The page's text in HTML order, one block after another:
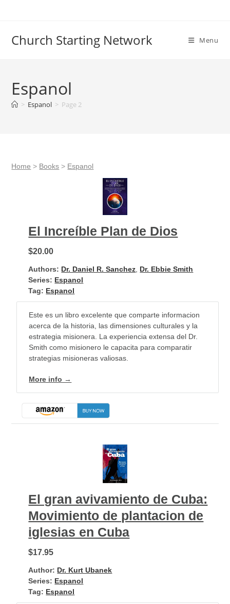
Church Starting Network Menu
Espanol
> Espanol > Page 2
Home > Books > Espanol
El Increíble Plan de Dios
$20.00
Authors: Dr. Daniel R. Sanchez, Dr. Ebbie Smith
Series: Espanol
Tag: Espanol
Este es un libro excelente que comparte informacion
acerca de la historia, las dimensiones culturales y la
estrategia misionera. La experiencia extensa del Dr.
Smith como misionero le capacita para comparatir
strategias misioneras valiosas.
More info →
El gran avivamiento de Cuba:
Movimiento de plantacion de
iglesias en Cuba
$17.95
Author: Dr. Kurt Ubanek
Series: Espanol
Tag: Espanol